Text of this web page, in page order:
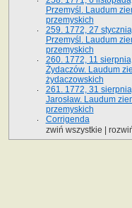
Przemyśl. Laudum
przemyskich
259. 1772, 27
Przemyśl. Laudum
przemyskich
260. 1772, 11
Żydaczów. Laudum
żydaczowskich
261. 1772, 31
Jarosław. Laudum
przemyskich
Corrigenda
zwiń wszystkie